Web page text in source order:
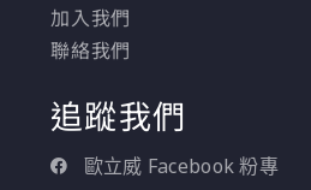
加入我們
聯絡我們
追蹤我們
歐立威 Facebook 粉專